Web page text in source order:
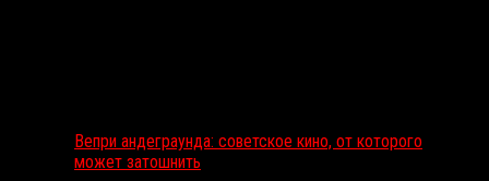
Вепри андеграунда: советское кино, от которого
может затошнить